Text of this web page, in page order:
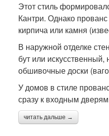
Этот стиль
Кантри. Однако
кирпича или камня
В наружной отделке
бут или
обшивочные доски
У домов в стиле
сразу к входным
читать дальше →